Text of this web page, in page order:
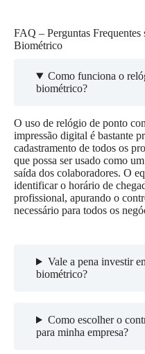
FAQ – Perguntas
Biométrico
Como funciona o
biométrico?
O uso de relógio de ponto
impressão digital é bastante
cadastramento de todos os
que possa ser usado como
saída dos colaboradores. O
identificar o horário de
profissional, apurando o
necessário para todos os
Vale a pena investir
biométrico?
Como escolher o
para minha empresa?